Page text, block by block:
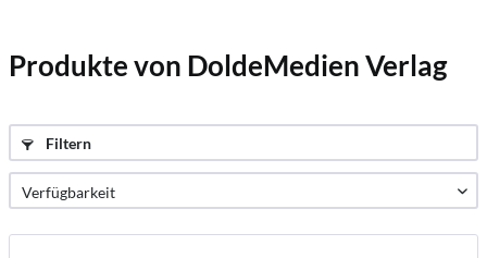
Produkte von DoldeMedien Verlag
Filtern